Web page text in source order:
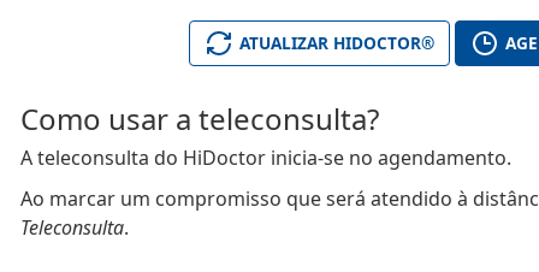
ATUALIZAR HIDOCTOR®
Como usar a teleconsulta?
A teleconsulta do HiDoctor inicia-se no agendamento.
Ao marcar um compromisso que será atendido à
Teleconsulta.